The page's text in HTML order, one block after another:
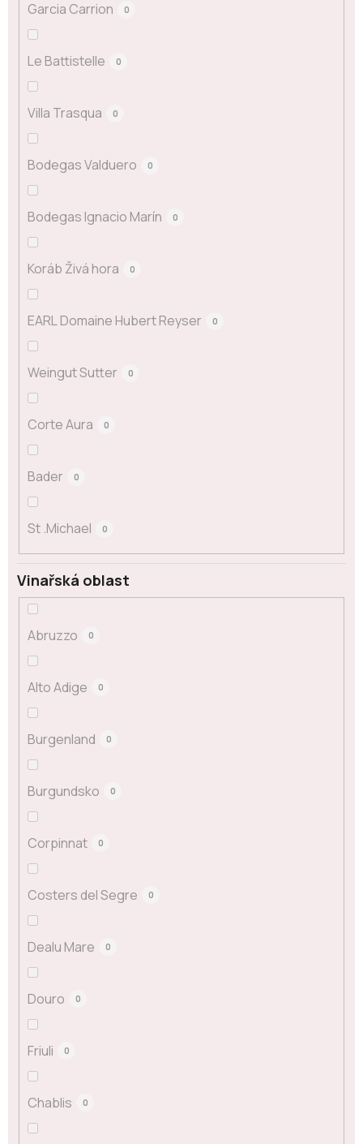
Garcia Carrion 0
Le Battistelle 0
Villa Trasqua 0
Bodegas Valduero 0
Bodegas Ignacio Marín 0
Koráb Živá hora 0
EARL Domaine Hubert Reyser 0
Weingut Sutter 0
Corte Aura 0
Bader 0
St .Michael 0
Vinařská oblast
Abruzzo 0
Alto Adige 0
Burgenland 0
Burgundsko 0
Corpinnat 0
Costers del Segre 0
Dealu Mare 0
Douro 0
Friuli 0
Chablis 0